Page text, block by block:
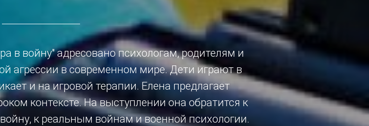
в войну" адресовано психологам, родителям и
агрессии в современном мире. Дети играют в
и на игровой терапии. Елена предлагает
контексте. На выступлении она обратится к
к реальным войнам и военной психологии.